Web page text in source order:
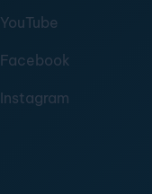
YouTube
Facebook
Instagram